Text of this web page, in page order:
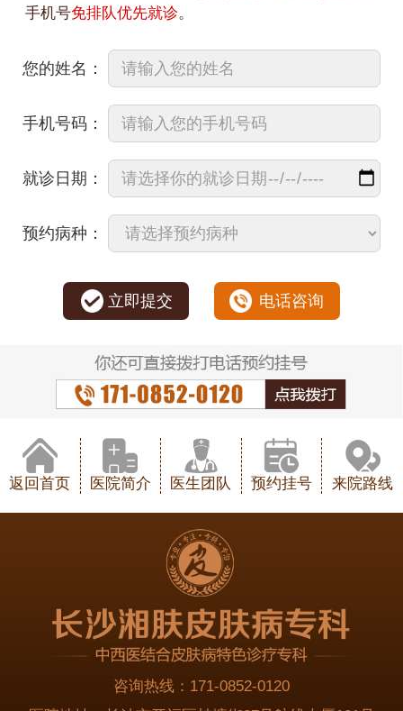
手机号免排队优先就诊。
您的姓名：
手机号码：
就诊日期：
预约病种：
立即提交 电话咨询
返回首页 医院简介 医生团队 预约挂号 来院路线
咨询热线： 171-0852-0120